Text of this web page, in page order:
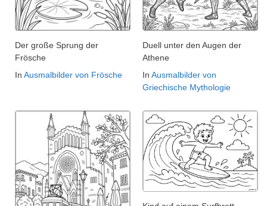
Der große Sprung der
Frösche
In Ausmalbilder von Frösche
Duell unter den Augen der
Athene
In Ausmalbilder von
Griechische Mythologie